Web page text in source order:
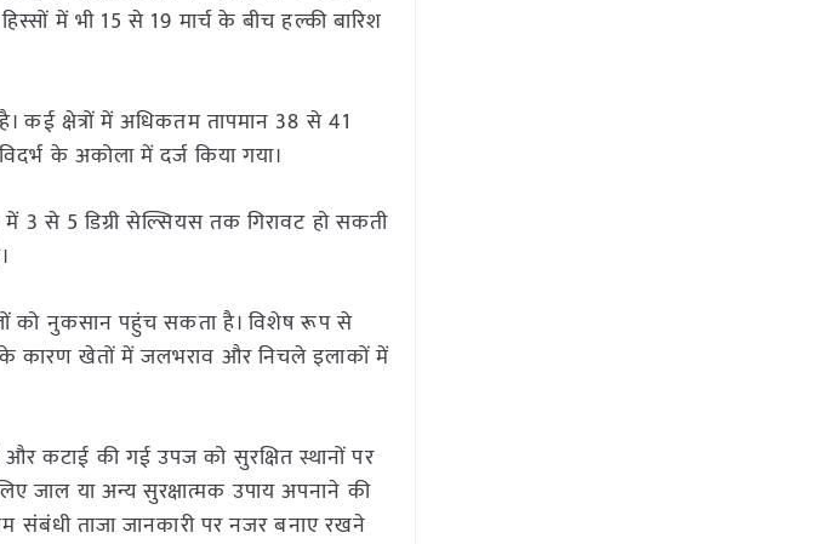
में भी 15 से 19 मार्च के बीच हल्की बारिश
कई क्षेत्रों में अधिकतम तापमान 38 से 41
के अकोला में दर्ज किया गया।
3 से 5 डिग्री सेल्सियस तक गिरावट हो सकती
को नुकसान पहुंच सकता है। विशेष रूप से
के कारण खेतों में जलभराव और निचले इलाकों में
कटाई की गई उपज को सुरक्षित स्थानों पर
जाल या अन्य सुरक्षात्मक उपाय अपनाने की
संबंधी ताजा जानकारी पर नजर बनाए रखने